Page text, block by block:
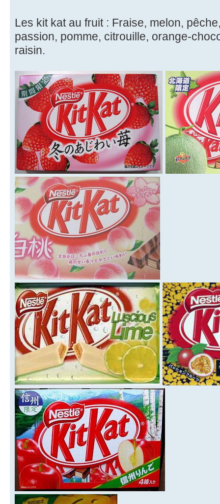
Les kit kat au fruit : Fraise, melon,
passion, pomme, citrouille, orange-
raisin.